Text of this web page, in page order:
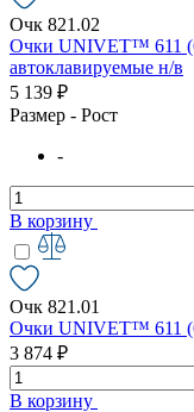
Очк 821.02
Очки UNIVET™ 611
автоклавируемые н/в
5 139 ₽
Размер - Рост
-
В корзину
Очк 821.01
Очки UNIVET™ 611
3 874 ₽
В корзину